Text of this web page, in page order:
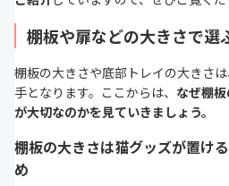
棚板や扉などの大きさで選
棚板の大きさや底部トレイの大きさ
手となります。ここからは、 なぜ棚
が大切なのかを見ていきましょう。
棚板の大きさは猫グッズが置け
め